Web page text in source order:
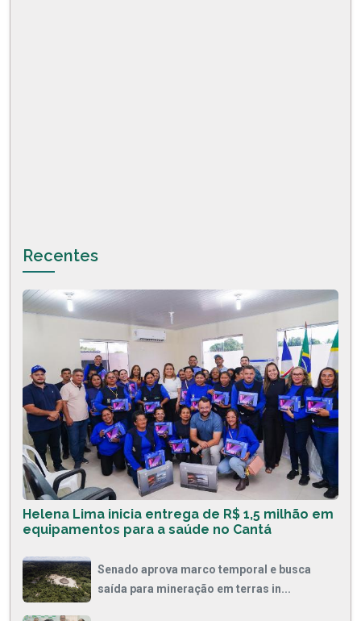
Recentes
Helena Lima inicia entrega de R$ 1,5 milhão em
equipamentos para a saúde no Cantá
Senado aprova marco temporal e busca
saída para mineração em terras in...